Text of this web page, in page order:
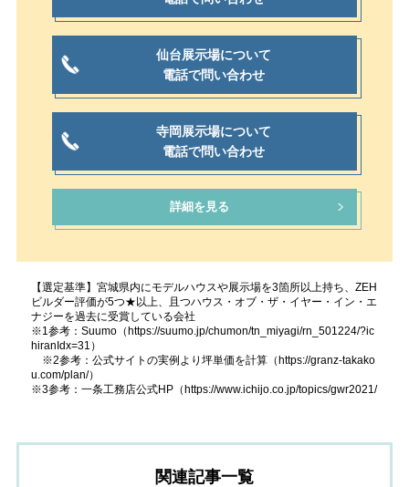
仙台展示場について
電話で問い合わせ
寺岡展示場について
電話で問い合わせ
詳細を見る
【選定基準】宮城県内にモデルハウスや展示場を3箇所以上持ち、ZEH
ビルダー評価が5つ★以上、且つハウス・オブ・ザ・イヤー・イン・エ
ナジーを過去に受賞している会社
※1参考：Suumo（https://suumo.jp/chumon/tn_miyagi/rn_501224/?ic
hiranIdx=31）
※2参考：公式サイトの実例より坪単価を計算（https://granz-takako
u.com/plan/）
※3参考：一条工務店公式HP（https://www.ichijo.co.jp/topics/gwr2021/
関連記事一覧